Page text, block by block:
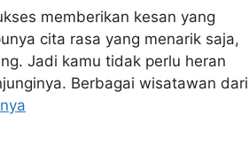
memberikan kesan yang
cita rasa yang menarik saja,
Jadi kamu tidak perlu heran
Berbagai wisatawan dari